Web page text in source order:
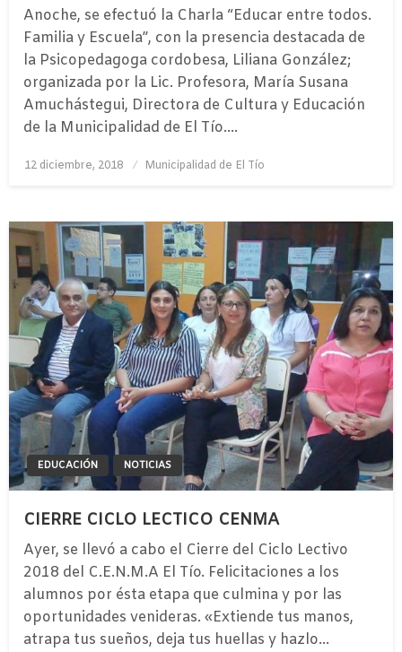
Anoche, se efectuó la Charla “Educar entre todos.
Familia y Escuela”, con la presencia destacada de
la Psicopedagoga cordobesa, Liliana González;
organizada por la Lic. Profesora, María Susana
Amuchástegui, Directora de Cultura y Educación
de la Municipalidad de El Tío….
Publicado
12 diciembre, 2018 Municipalidad de El Tío
EDUCACIÓN NOTICIAS
CIERRE CICLO LECTICO CENMA
Ayer, se llevó a cabo el Cierre del Ciclo Lectivo
2018 del C.E.N.M.A El Tío. Felicitaciones a los
alumnos por ésta etapa que culmina y por las
oportunidades venideras. «Extiende tus manos,
atrapa tus sueños, deja tus huellas y hazlo…